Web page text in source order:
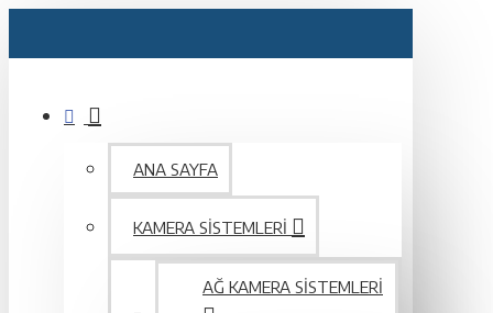
ANA SAYFA
KAMERA SISTEMLERI
AĞ KAMERA SISTEMLERI